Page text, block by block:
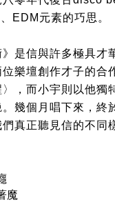
EDM元素的巧思。
》是信與許多極具
位樂壇創作才子的合
，而小宇則以他獨
幾個月唱下來，終
真正聽見信的不同
魔